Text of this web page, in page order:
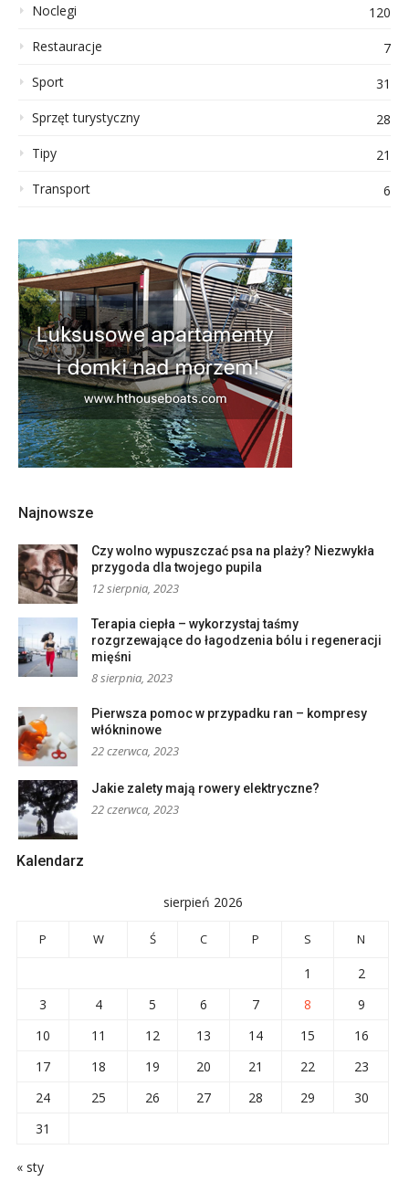
Noclegi
120
Restauracje
7
Sport
31
Sprzęt turystyczny
28
Tipy
21
Transport
6
Najnowsze
Czy wolno wypuszczać psa na plaży? Niezwykła
przygoda dla twojego pupila
12 sierpnia, 2023
Terapia ciepła – wykorzystaj taśmy
rozgrzewające do łagodzenia bólu i regeneracji
mięśni
8 sierpnia, 2023
Pierwsza pomoc w przypadku ran – kompresy
włókninowe
22 czerwca, 2023
Jakie zalety mają rowery elektryczne?
22 czerwca, 2023
Kalendarz
sierpień 2026
P W Ś C P S N
1
2
3
4 5 6 7 8
9
10
11 12 13 14 15
16
17
18 19 20 21 22
23
24
25 26 27 28 29
30
31
« sty